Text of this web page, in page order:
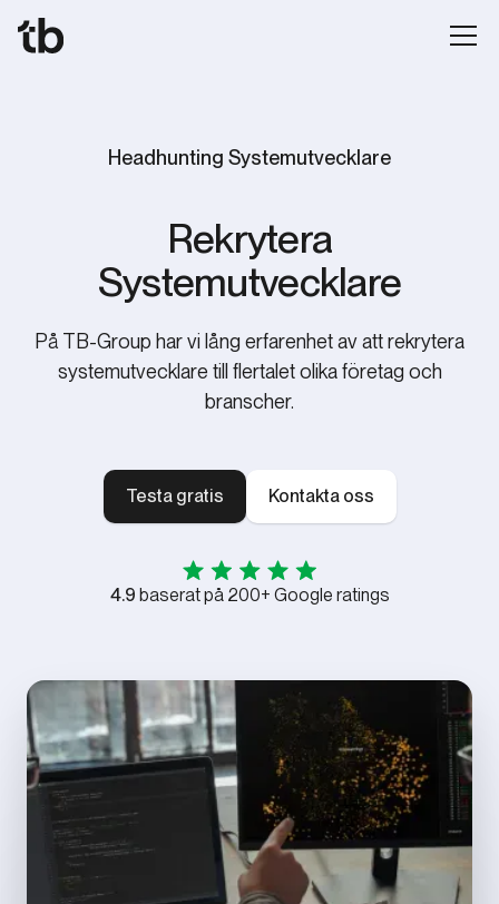
Headhunting Systemutvecklare
Rekrytera
Systemutvecklare
På TB-Group har vi lång erfarenhet av att rekrytera
systemutvecklare till flertalet olika företag och
branscher.
Testa gratis Kontakta oss
4.9 baserat på 200+ Google ratings